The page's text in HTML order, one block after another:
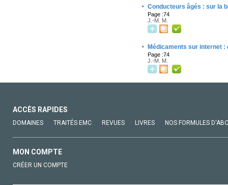
· Conducteurs âgés : sur la
Page :74
J.-M. M.
· Médicaments sur internet
Page :74
J.-M. M.
ACCÈS RAPIDES
DOMAINES TRAITÉS EMC REVUES LIVRES NOS FORMULES
MON COMPTE
CRÉER UN COMPTE